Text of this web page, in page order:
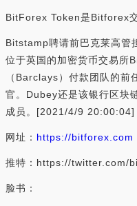
BitForex Token是Bitforex交
Bitstamp聘请前巴克莱高管
位于英国的加密货币交易所
（Barclays）付款团队的
官。Dubey还是该银行区块
成员。[2021/4/9 20:00:04]
网址： https://bitforex.com
推特：https://twitter.com/
脸书：